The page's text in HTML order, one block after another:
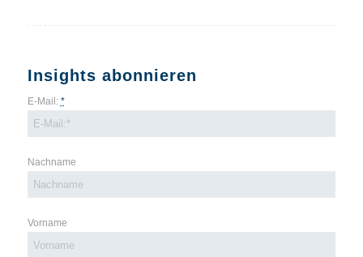
Insights abonnieren
E-Mail: *
Nachname
Vorname